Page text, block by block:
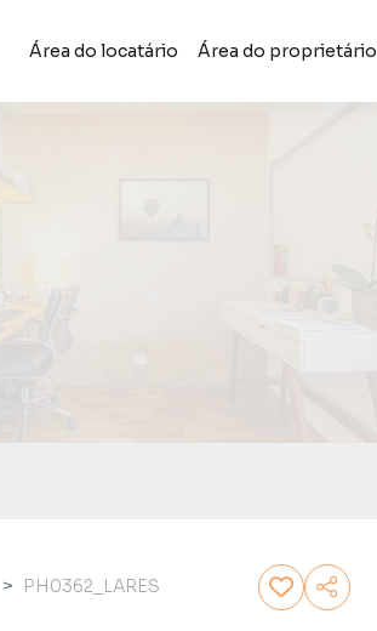
Área do locatário Área do proprietário
PH0362_LARES